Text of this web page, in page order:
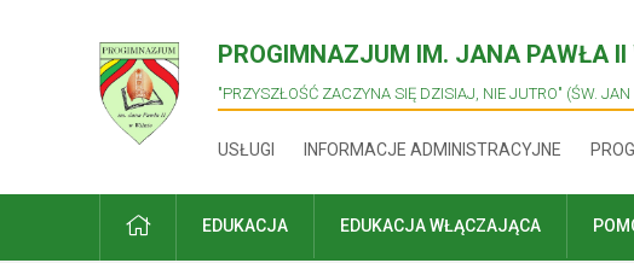
PROGIMNAZJUM IM. JANA PAWŁA II
"PRZYSZŁOŚĆ ZACZYNA SIĘ DZISIAJ, NIE JUTRO" (ŚW. JAN
USŁUGI INFORMACJE ADMINISTRACYJNE
PRADŽIAEDUKACJA EDUKACJA WŁĄCZAJĄCA